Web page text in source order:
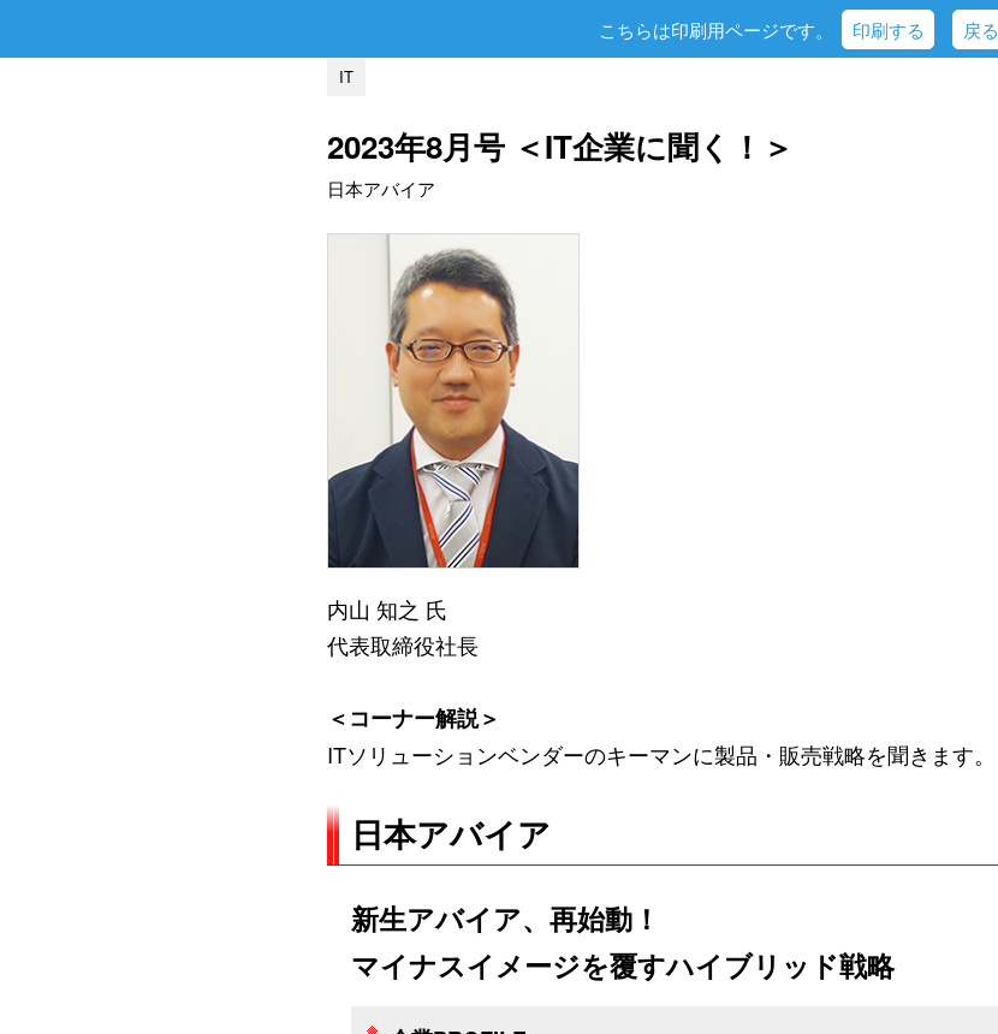
こちらは印刷用ページです。 印刷する 戻る
IT
2023年8月号 ＜IT企業に聞く！＞
日本アバイア
内山 知之 氏
代表取締役社長
＜コーナー解説＞
ITソリューションベンダーのキーマンに製品・販売戦略を聞きます。
日本アバイア
新生アバイア、再始動！
マイナスイメージを覆すハイブリッド戦略